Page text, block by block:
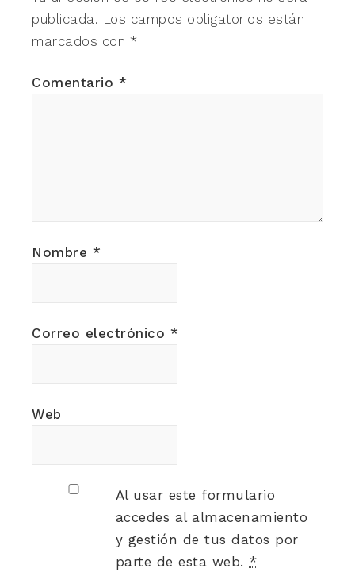
publicada. Los campos obligatorios están
marcados con *
Comentario *
Nombre *
Correo electrónico *
Web
Al usar este formulario
accedes al almacenamiento
y gestión de tus datos por
parte de esta web. *